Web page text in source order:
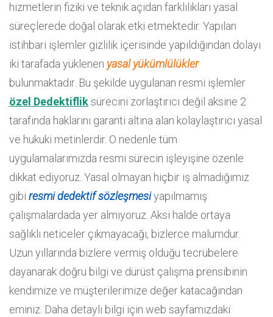
hizmetlerin fiziki ve teknik açıdan farklılıkları yasal
süreçlerede doğal olarak etki etmektedir. Yapılan
istihbari işlemler gizlilik içerisinde yapıldığından dolayı
iki tarafada yüklenen yasal yükümlülükler
bulunmaktadır. Bu şekilde uygulanan resmi işlemler
özel Dedektifliksürecini zorlaştırıcı değil aksine 2
tarafında haklarını garanti altına alan kolaylaştırıcı yasal
ve hukuki metinlerdir. O nedenle tüm
uygulamalarımızda resmi sürecin işleyişine özenle
dikkat ediyoruz. Yasal olmayan hiçbir iş almadığımız
gibi resmi dedektif sözleşmesiyapılmamış
çalışmalardada yer almıyoruz. Aksi halde ortaya
sağlıklı neticeler çıkmayacağı, bizlerce malumdur.
Uzun yıllarında bizlere vermiş olduğu tecrübelere
dayanarak doğru bilgi ve dürüst çalışma prensibinin
kendimize ve müşterilerimize değer katacağından
eminiz. Daha detaylı bilgi için web sayfamızdaki